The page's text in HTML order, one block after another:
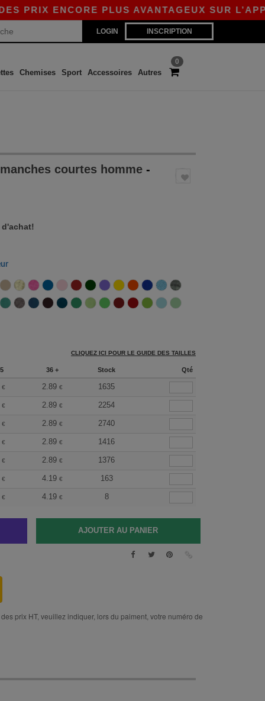
ENCORE PLUS AVANTAGEUX SUR L’APP !|
LOGIN INSCRIPTION
0
Chemises Sport Accessoires Autres
courtes homme -
CLIQUEZ ICI POUR LE GUIDE DES TAILLES
36 + Stock Qté
€ 2.89 € 1635
€ 2.89 € 2254
€ 2.89 € 2740
€ 2.89 € 1416
€ 2.89 € 1376
€ 4.19 € 163
€ 4.19 € 8
prix HT, veuillez indiquer, lors du paiment, votre numéro de